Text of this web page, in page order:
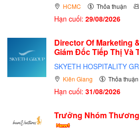
HCMC Thỏa thuận
Hạn cuối: 29/08/2026
Director Of Marketing
Giám Đốc Tiếp Thị Và
SKYETH HOSPITALITY
Kiên Giang Thỏa thuận
Hạn cuối: 31/08/2026
Trưởng Nhóm